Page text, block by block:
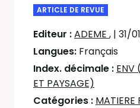
ARTICLE DE REVUE
Editeur :ADEME , | 31/
Langues: Français
Index. décimale : ENV
ET PAYSAGE)
Catégories : MATIERE